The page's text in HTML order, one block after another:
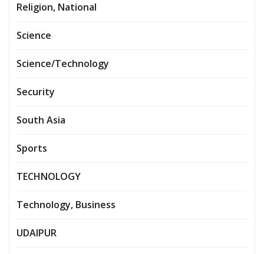
Religion, National
Science
Science/Technology
Security
South Asia
Sports
TECHNOLOGY
Technology, Business
UDAIPUR